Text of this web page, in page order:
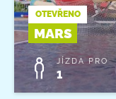
OTEVŘENO
MARS
JÍZDA PRO
1